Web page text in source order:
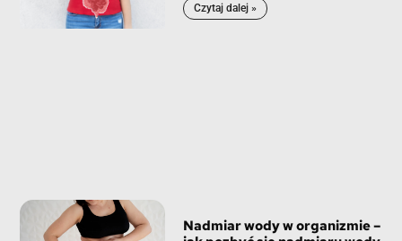
Czytaj dalej »
Nadmiar wody w organizmie –